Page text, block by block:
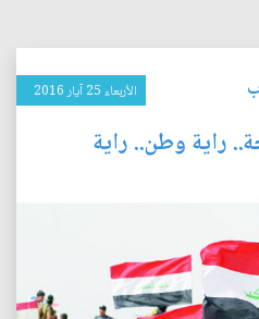
الأربعاء 25 آيار 2016
راية وطن.. راية